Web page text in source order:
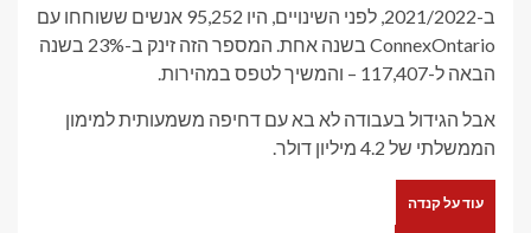
ב-2021/2022, לפני השינויים, היו 95,252 אנשים ששוחחו עם
ConnexOntario בשנה אחת. המספר הזה זינק ב-23% בשנה
הבאה ל-117,407 – והמשיך לטפס במהירות.
אבל הגידול בעבודה לא בא עם דחיפה משמעותית למימון
הממשלתי של 4.2 מיליון דולר.
עוד על קנדה